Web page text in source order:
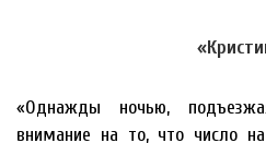
«Однажды ночью,
внимание на то, что число